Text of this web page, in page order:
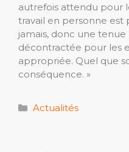
autrefois attendu pour
travail en personne est
jamais, donc une
décontractée pour les
appropriée. Quel que
conséquence. »
Catégories
Actualités